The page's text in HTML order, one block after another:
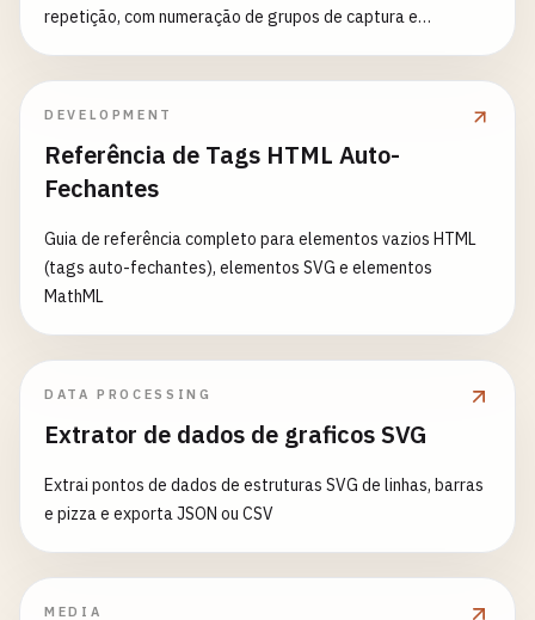
repetição, com numeração de grupos de captura e
DEVELOPMENT
Referência de Tags HTML Auto-
Fechantes
Guia de referência completo para elementos vazios HTML
(tags auto-fechantes), elementos SVG e elementos
MathML
DATA PROCESSING
Extrator de dados de graficos SVG
Extrai pontos de dados de estruturas SVG de linhas, barras
e pizza e exporta JSON ou CSV
MEDIA